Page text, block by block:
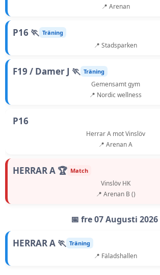
📍 Arenan
P16 🏃 Träning
📍 Stadsparken
F19 / Damer J 🏃 Träning
Gemensamt gym
📍 Nordic wellness
P16
Herrar A mot Vinslöv
📍 Arenan A
HERRAR A 🏆 Match
Vinslöv HK
📍 Arenan B ()
📅 fre 07 Augusti 2026
HERRAR A 🏃 Träning
📍 Fäladshallen